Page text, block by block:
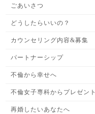
ごあいさつ
どうしたらいいの？
カウンセリング内容&募集
パートナーシップ
不倫から幸せへ
不倫女子専科からプレゼント
再婚したいあなたへ